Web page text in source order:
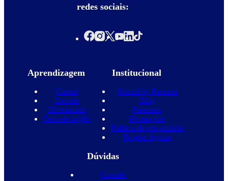
redes sociais:
Aprendizagem
Cursos
Escolas
Diferenciais
Teste de inglês
Institucional
Wizard by Pearson
Blog
Parcerias
Promoções
Política de privacidade
Projeto Águias
Dúvidas
Contato